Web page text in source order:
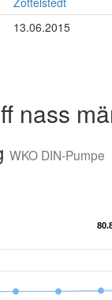
13.06.2015
nass
WKO DIN-Pumpe